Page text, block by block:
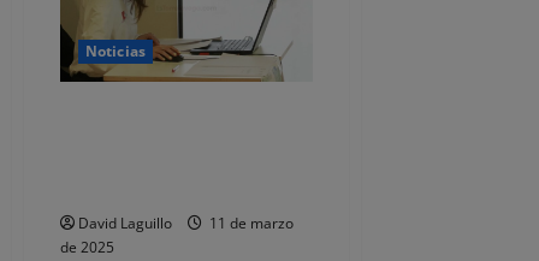
estado
de
salud
de
‘no
Noticias
David Laguillo
11 de marzo
de 2025